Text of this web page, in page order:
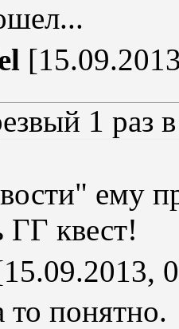
1 раз в
ему
ГГ квест!
то понятно.